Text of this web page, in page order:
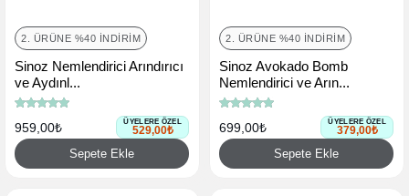
2. ÜRÜNE %40 İNDIRIM
Sinoz Nemlendirici Arındırıcı
ve Aydınl...
959,00₺ ÜYELERE ÖZEL
529,00₺
Sepete Ekle
2. ÜRÜNE %40 İNDIRIM
Sinoz Avokado Bomb
Nemlendirici ve Arın...
699,00₺ ÜYELERE ÖZEL
379,00₺
Sepete Ekle